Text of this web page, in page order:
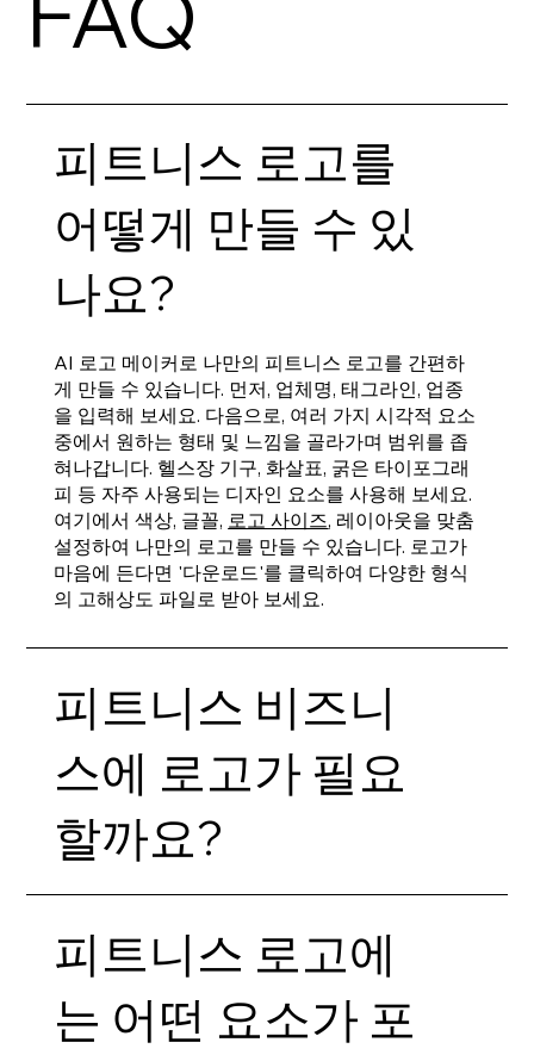
피트니스 로고를
어떻게 만들 수 있
나요?
AI 로고 메이커로 나만의 피트니스 로고를 간편하
게 만들 수 있습니다. 먼저, 업체명, 태그라인, 업종
을 입력해 보세요. 다음으로, 여러 가지 시각적 요소
중에서 원하는 형태 및 느낌을 골라가며 범위를 좁
혀나갑니다. 헬스장 기구, 화살표, 굵은 타이포그래
피 등 자주 사용되는 디자인 요소를 사용해 보세요.
여기에서 색상, 글꼴, 로고 사이즈, 레이아웃을 맞춤
설정하여 나만의 로고를 만들 수 있습니다. 로고가
마음에 든다면 '다운로드'를 클릭하여 다양한 형식
의 고해상도 파일로 받아 보세요.
피트니스 비즈니
스에 로고가 필요
할까요?
피트니스 로고에
는 어떤 요소가 포